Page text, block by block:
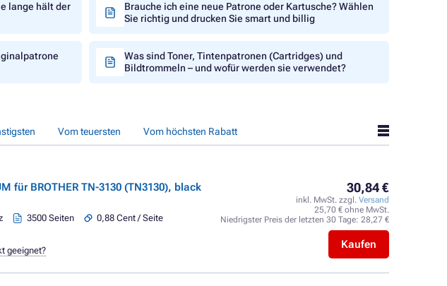
lange hält der
Brauche ich eine neue Patrone oder Kartusche? Wählen
Sie richtig und drucken Sie smart und billig
Was sind Toner, Tintenpatronen (Cartridges) und
Bildtrommeln – und wofür werden sie verwendet?
Vom teuersten Vom höchsten Rabatt
für BROTHER TN-3130 (TN3130), black
3500 Seiten
0,88 Cent / Seite
30,84 €
inkl. MwSt. zzgl. Versand
25,70 € ohne MwSt.
Niedrigster Preis der letzten 30 Tage: 28,27 €
Kaufen
geeignet?